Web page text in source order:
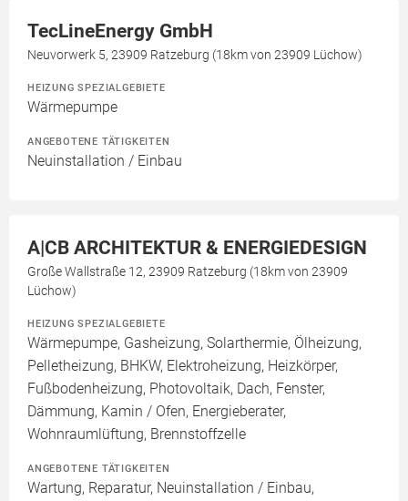
TecLineEnergy GmbH
Neuvorwerk 5, 23909 Ratzeburg (18km von 23909 Lüchow)
HEIZUNG SPEZIALGEBIETE
Wärmepumpe
ANGEBOTENE TÄTIGKEITEN
Neuinstallation / Einbau
A|CB ARCHITEKTUR & ENERGIEDESIGN
Große Wallstraße 12, 23909 Ratzeburg (18km von 23909
Lüchow)
HEIZUNG SPEZIALGEBIETE
Wärmepumpe, Gasheizung, Solarthermie, Ölheizung,
Pelletheizung, BHKW, Elektroheizung, Heizkörper,
Fußbodenheizung, Photovoltaik, Dach, Fenster,
Dämmung, Kamin / Ofen, Energieberater,
Wohnraumlüftung, Brennstoffzelle
ANGEBOTENE TÄTIGKEITEN
Wartung, Reparatur, Neuinstallation / Einbau,